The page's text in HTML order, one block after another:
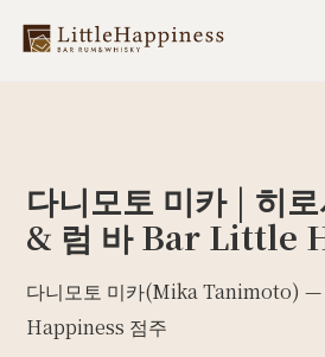
다니모토 미카 | 히
& 럼 바 Bar Little
다니모토 미카(Mika Tanimoto)
Happiness 점주